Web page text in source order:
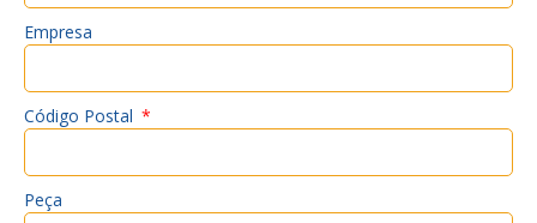
Empresa
Código Postal
Peça